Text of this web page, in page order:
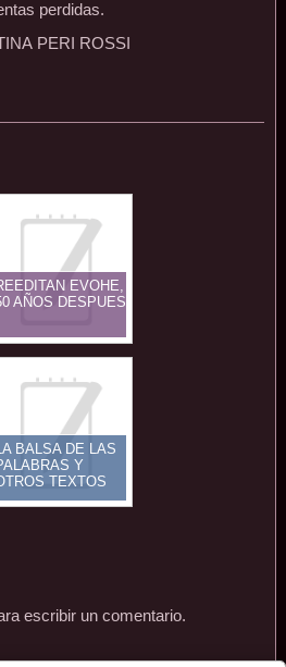
perdidas.
PERI ROSSI
EVOHE,
AÑOS DESPUES
BALSA DE LAS
Y
TEXTOS
escribir un comentario.